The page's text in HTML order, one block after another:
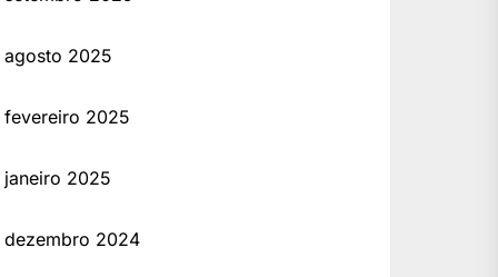
agosto 2025
fevereiro 2025
janeiro 2025
dezembro 2024